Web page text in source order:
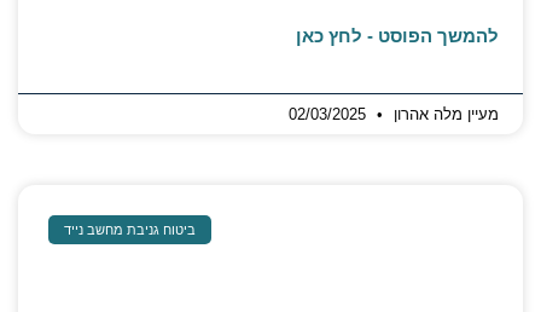
להמשך הפוסט - לחץ כאן
מעיין מלה אהרון
ביטוח גניבת מחשב נייד